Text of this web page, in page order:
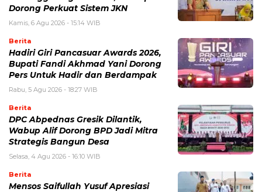
Dorong Perkuat Sistem JKN
Kamis, 6 Agu 2026 - 15:14 WIB
Berita
Hadiri Giri Pancasuar Awards 2026,
Bupati Fandi Akhmad Yani Dorong
Pers Untuk Hadir dan Berdampak
Rabu, 5 Agu 2026 - 18:27 WIB
Berita
DPC Abpednas Gresik Dilantik,
Wabup Alif Dorong BPD Jadi Mitra
Strategis Bangun Desa
Selasa, 4 Agu 2026 - 16:10 WIB
Berita
Mensos Saifullah Yusuf Apresiasi